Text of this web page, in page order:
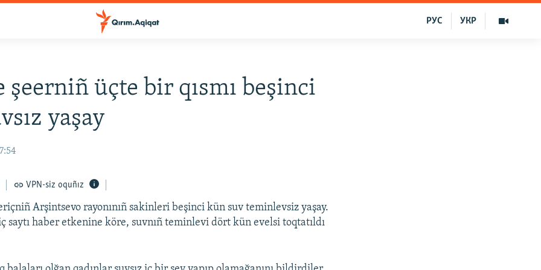
УКР
РУС
şeerniñ üçte bir qısmı beşinci
yaşay
VPN-siz oquñız
Arşintsevo rayonınıñ sakinleri beşinci kün suv teminlevsiz yaşay.
saytı haber etkenine köre, suvnıñ teminlevi dört kün evelsi toqtatıldı